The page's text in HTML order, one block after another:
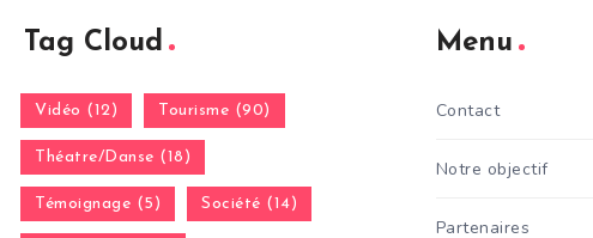
Tag Cloud
Vidéo (12) Tourisme (90)
Théatre/Danse (18)
Témoignage (5) Société (14)
Menu
Contact
Notre objectif
Partenaires